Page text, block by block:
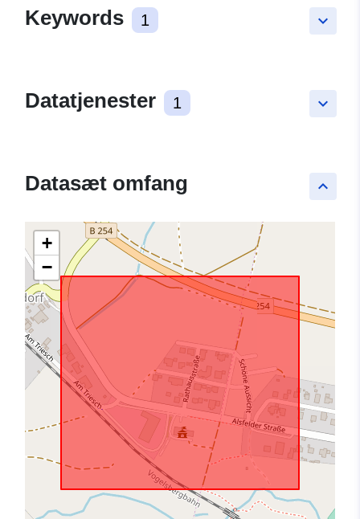
keyboard_arrow_down
Keywords 1
keyboard_arrow_down
Datatjenester 1
keyboard_arrow_up
Datasæt omfang
+
−